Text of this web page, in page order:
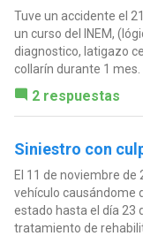
Tuve un accidente el
un curso del INEM,
diagnostico, latigazo
collarín durante 1 mes.
2 respuestas
Siniestro con
El 11 de noviembre
vehículo causándome
estado hasta el día 23
tratamiento de